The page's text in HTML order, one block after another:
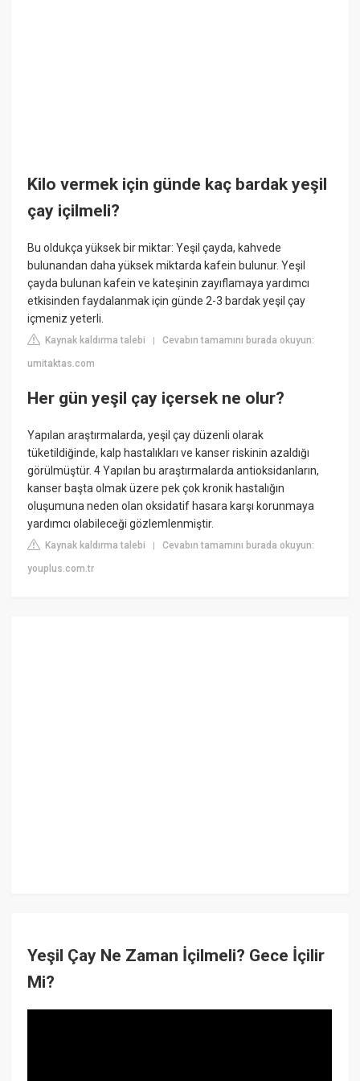
Kilo vermek için günde kaç bardak yeşil
çay içilmeli?
Bu oldukça yüksek bir miktar: Yeşil çayda, kahvede
bulunandan daha yüksek miktarda kafein bulunur. Yeşil
çayda bulunan kafein ve kateşinin zayıflamaya yardımcı
etkisinden faydalanmak için günde 2-3 bardak yeşil çay
içmeniz yeterli.
Kaynak kaldırma talebi |Cevabın tamamını burada okuyun:
umitaktas.com
Her gün yeşil çay içersek ne olur?
Yapılan araştırmalarda, yeşil çay düzenli olarak
tüketildiğinde, kalp hastalıkları ve kanser riskinin azaldığı
görülmüştür. 4 Yapılan bu araştırmalarda antioksidanların,
kanser başta olmak üzere pek çok kronik hastalığın
oluşumuna neden olan oksidatif hasara karşı korunmaya
yardımcı olabileceği gözlemlenmiştir.
Kaynak kaldırma talebi |Cevabın tamamını burada okuyun:
youplus.com.tr
Yeşil Çay Ne Zaman İçilmeli? Gece İçilir
Mi?